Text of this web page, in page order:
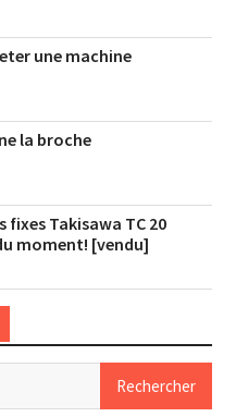
une machine
la broche
fixes Takisawa TC 20
moment! [vendu]